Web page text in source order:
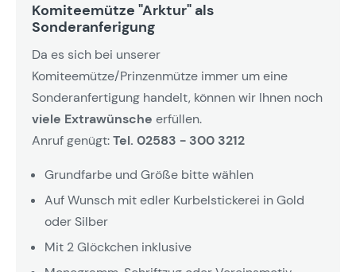
Komiteemütze "Arktur" als
Sonderanferigung
Da es sich bei unserer
Komiteemütze/Prinzenmütze immer um eine
Sonderanfertigung handelt, können wir Ihnen noch
viele Extrawünsche erfüllen.
Anruf genügt:Tel. 02583 - 300 3212
Grundfarbe und Größe bitte wählen
Auf Wunsch mit edler Kurbelstickerei in Gold
oder Silber
Mit 2 Glöckchen inklusive